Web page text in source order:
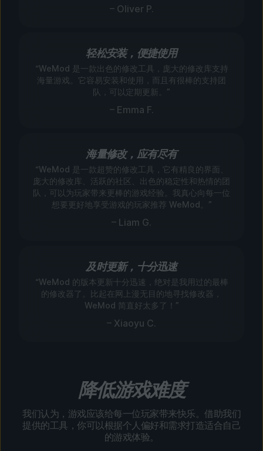
– Oliver P.
轻松安装，便捷使用
“WeMod 是一款出色的修改工具，庞大的修改库支持
海量游戏。它容易安装和使用，而且有很棒的支持团
队，可以定期更新。”
– Emma F.
海量修改，应有尽有
“WeMod 是一款超赞的修改工具，它有精良的界面、
庞大的修改库、活跃的社区、出色的稳定性和热情的团
队，可以为玩家带来更棒的游戏经验。我真心向每一位
想要更好地享受游戏的玩家推荐 WeMod。”
– Liam G.
及时更新，十分迅速
“WeMod 的版本更新十分迅速，绝对是我用过的最棒
的修改器了。比起在网上漫无目的地寻找修改器，
WeMod 简直好太多了！”
– Xiaoyu C.
降低游戏难度
我们认为，游戏应该给每一位玩家带来快乐。借助我们
提供的工具，你可以根据个人偏好和需求打造适合自己
的游戏体验。